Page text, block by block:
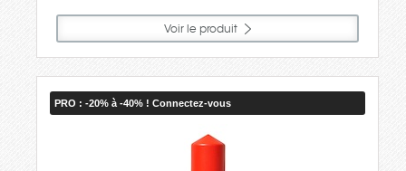
Voir le produit
PRO : -20% à -40% ! Connectez-vous